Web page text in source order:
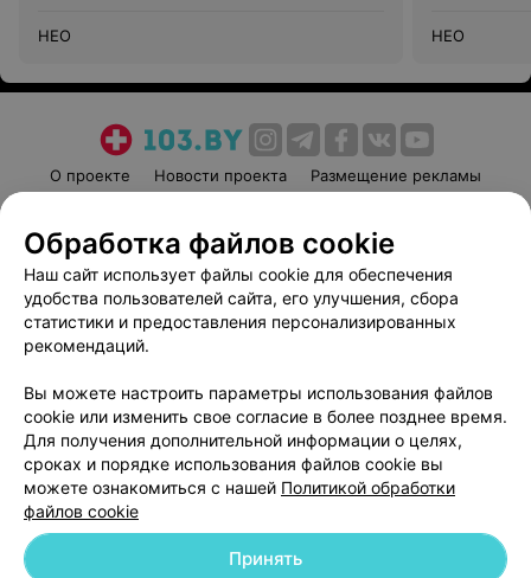
НЕО
НЕО
О проекте Новости проекта
Размещение рекламы
Пользовательское соглашение
Способы оплаты
Вакансии
Партнеры
Написать руководителю 103.by
Обработка персональных данных
© 2026 ООО «Артокс Лаб», УНП 191700409 | 220012, Республика Беларусь,
Обработка файлов cookie
Наш сайт использует файлы cookie для обеспечения
удобства пользователей сайта, его улучшения, сбора
статистики и предоставления персонализированных
рекомендаций.
Вы можете настроить параметры использования файлов
cookie или изменить свое согласие в более позднее время.
Для получения дополнительной информации о целях,
сроках и порядке использования файлов cookie вы
можете ознакомиться с нашей Политикой обработки
файлов cookie
Принять